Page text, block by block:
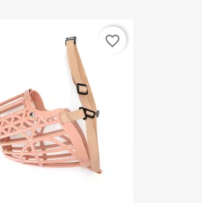
favorite_border